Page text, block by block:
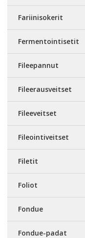
Fariinisokerit
Fermentointisetit
Fileepannut
Fileerausveitset
Fileeveitset
Fileointiveitset
Filetit
Foliot
Fondue
Fondue-padat